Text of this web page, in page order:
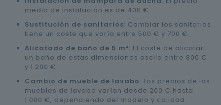
medio de instalación es de 400 €.
Sustitución de sanitarios: Cambiar los sanitarios
tiene un coste que varía entre 500 € y 700 €.
Alicatado de baño de 5 m²: El coste de alicatar
un baño de estas dimensiones oscila entre 800 €
y 1.200 €.
Cambio de mueble de lavabo: Los precios de los
muebles de lavabo varían desde 200 € hasta
1.000 €, dependiendo del modelo y calidad.